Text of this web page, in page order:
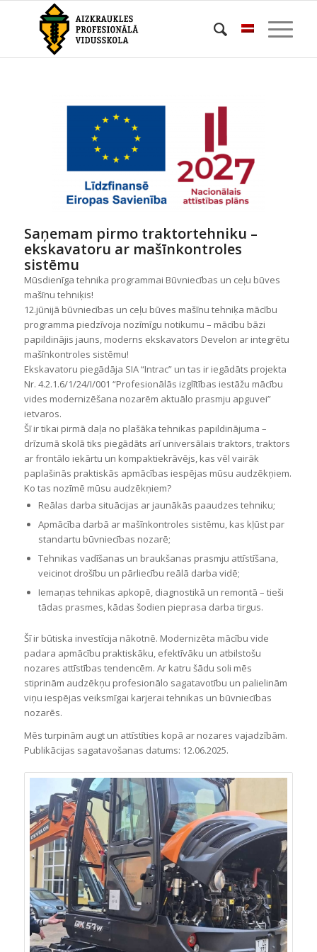
Saņemam pirmo traktortehniku –
ekskavatoru ar mašīnkontroles
sistēmu
Mūsdienīga tehnika programmai Būvniecības un ceļu būves
mašīnu tehniķis!
12.jūnijā būvniecības un ceļu būves mašīnu tehniķa mācību
programma piedzīvoja nozīmīgu notikumu – mācību bāzi
papildinājis jauns, moderns ekskavators Develon ar integrētu
mašīnkontroles sistēmu!
Ekskavatoru piegādāja SIA “Intrac” un tas ir iegādāts projekta
Nr. 4.2.1.6/1/24/I/001 “Profesionālās izglītības iestāžu mācību
vides modernizēšana nozarēm aktuālo prasmju apguvei”
ietvaros.
Šī ir tikai pirmā daļa no plašāka tehnikas papildinājuma –
drīzumā skolā tiks piegādāts arī universālais traktors, traktors
ar frontālo iekārtu un kompaktiekrāvējs, kas vēl vairāk
paplašinās praktiskās apmācības iespējas mūsu audzēkņiem.
Ko tas nozīmē mūsu audzēkņiem?
Reālas darba situācijas ar jaunākās paaudzes tehniku;
Apmācība darbā ar mašīnkontroles sistēmu, kas kļūst par
standartu būvniecības nozarē;
Tehnikas vadīšanas un braukšanas prasmju attīstīšana,
veicinot drošību un pārliecību reālā darba vidē;
Iemaņas tehnikas apkopē, diagnostikā un remontā – tieši
tādas prasmes, kādas šodien pieprasa darba tirgus.
Šī ir būtiska investīcija nākotnē. Modernizēta mācību vide
padara apmācību praktiskāku, efektīvāku un atbilstošu
nozares attīstības tendencēm. Ar katru šādu soli mēs
stiprinām audzēkņu profesionālo sagatavotību un palielinām
viņu iespējas veiksmīgai karjerai tehnikas un būvniecības
nozarēs.
Mēs turpinām augt un attīstīties kopā ar nozares vajadzībām.
Publikācijas sagatavošanas datums: 12.06.2025.